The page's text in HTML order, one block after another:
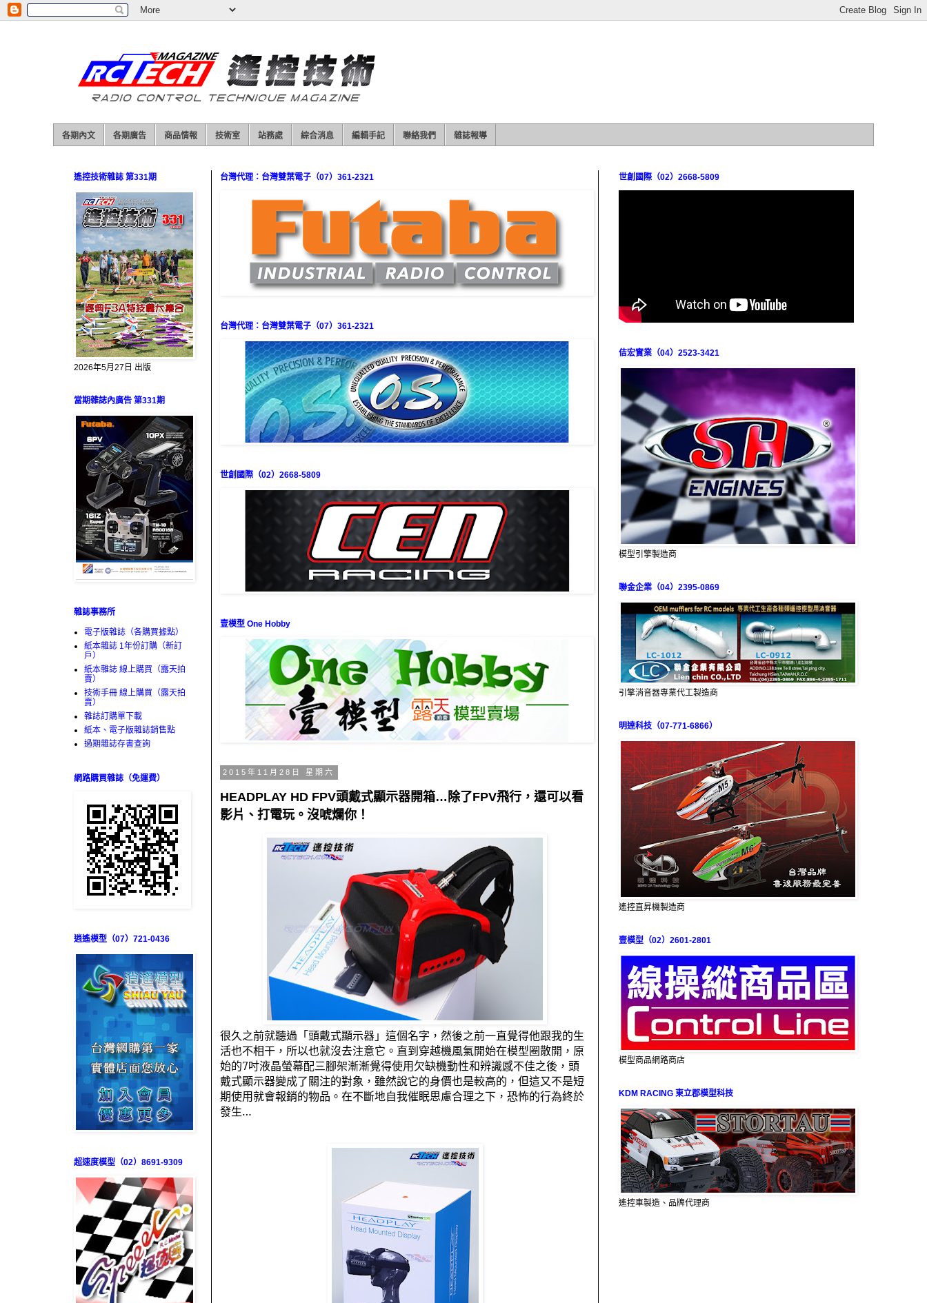
各期內文 各期廣告 商品情報 技術室 站務處 綜合消息 編輯手記 聯絡我們 雜誌報導
台灣代理：台灣雙葉電子（07）361-2321
台灣代理：台灣雙葉電子（07）361-2321
世創國際（02）2668-5809
壹模型 One Hobby
2015年11月28日 星期六
HEADPLAY HD FPV頭戴式顯示器開箱…除了FPV飛行，還可以看
影片、打電玩。沒唬爛你！
很久之前就聽過「頭戴式顯示器」這個名字，然後之前一直覺得他跟我的生
活也不相干，所以也就沒去注意它。直到穿越機風氣開始在模型圈散開，原
始的7吋液晶螢幕配三腳架漸漸覺得使用欠缺機動性和辨識感不佳之後，頭
戴式顯示器變成了關注的對象，雖然說它的身價也是較高的，但這又不是短
期使用就會報銷的物品。在不斷地自我催眠思慮合理之下，恐怖的行為終於
發生…
遙控技術雜誌 第331期
2026年5月27日 出版
當期雜誌內廣告 第331期
雜誌事務所
電子版雜誌（各購買據點）
紙本雜誌 1年份訂購（新訂
戶）
紙本雜誌 線上購買（露天拍
賣）
技術手冊 線上購買（露天拍
賣）
雜誌訂購單下載
紙本、電子版雜誌銷售點
過期雜誌存書查詢
網路購買雜誌（免運費）
逍遙模型（07）721-0436
超速度模型（02）8691-9309
世創國際（02）2668-5809
佶宏實業（04）2523-3421
模型引擎製造商
聯金企業（04）2395-0869
引擎消音器專業代工製造商
明達科技（07-771-6866）
遙控直昇機製造商
壹模型（02）2601-2801
模型商品網路商店
KDM RACING 東立郡模型科技
遙控車製造、品牌代理商